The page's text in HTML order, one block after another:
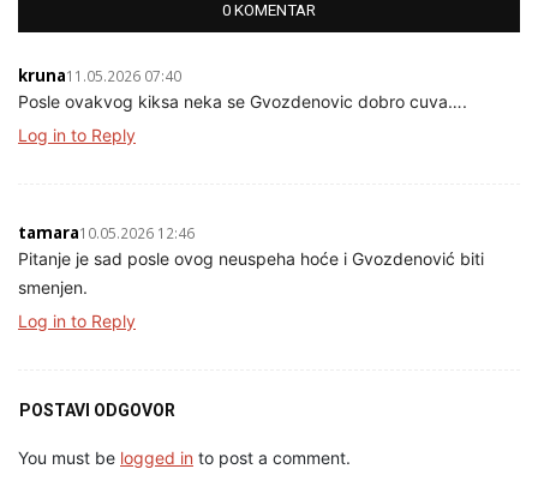
0 KOMENTAR
kruna11.05.2026 07:40
Posle ovakvog kiksa neka se Gvozdenovic dobro cuva….
Log in to Reply
tamara10.05.2026 12:46
Pitanje je sad posle ovog neuspeha hoće i Gvozdenović biti
smenjen.
Log in to Reply
POSTAVI ODGOVOR
You must be logged in to post a comment.